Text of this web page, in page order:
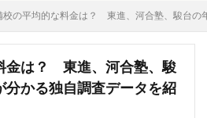
校の平均的な料金は？ 東進、河合塾、駿台の
金は？ 東進、河合塾、駿
分かる独自調査データを紹